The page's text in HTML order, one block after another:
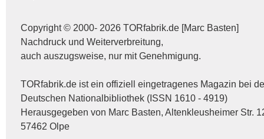
Copyright © 2000- 2026 TORfabrik.de [Marc Basten]
Nachdruck und Weiterverbreitung,
auch auszugsweise, nur mit Genehmigung.
TORfabrik.de ist ein offiziell eingetragenes Magazin bei
Deutschen Nationalbibliothek (ISSN 1610 - 4919)
Herausgegeben von Marc Basten, Altenkleusheimer Str.
57462 Olpe